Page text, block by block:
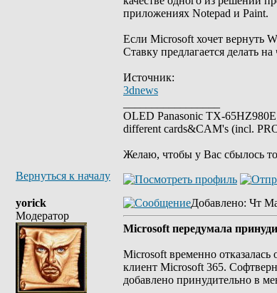
приложениях Notepad и Paint.
Если Microsoft хочет вернуть
Ставку предлагается делать
Источник:
3dnews
OLED Panasonic TX-
different cards&CAM's (incl.
Желаю, чтобы у Вас сбылось
Вернуться к началу
yorick
Модератор
Добавлено: Чт
Microsoft передумала
Microsoft временно
клиент Microsoft 365.
добавлено принудительно в